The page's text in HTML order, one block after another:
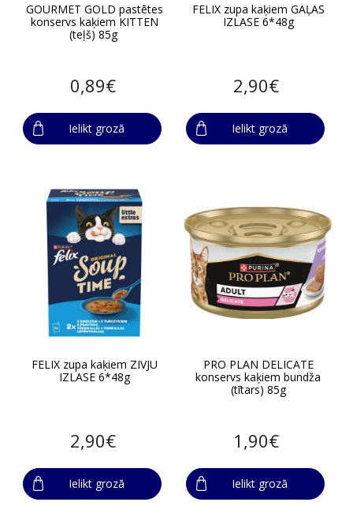
GOURMET GOLD pastētes
konservs kaķiem KITTEN
(teļš) 85g
0,89€
Ielikt grozā
FELIX zupa kaķiem GAĻAS
IZLASE 6*48g
2,90€
Ielikt grozā
FELIX zupa kaķiem ZIVJU
IZLASE 6*48g
2,90€
Ielikt grozā
PRO PLAN DELICATE
konservs kaķiem bundža
(tītars) 85g
1,90€
Ielikt grozā